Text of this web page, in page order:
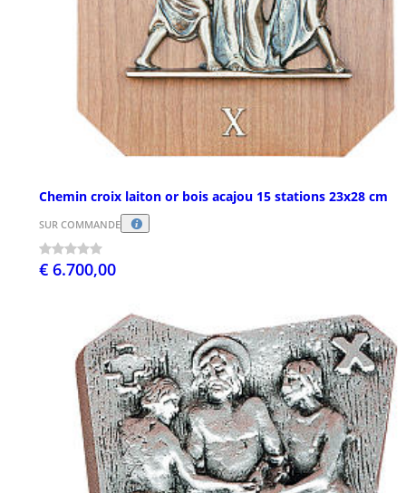
Chemin croix laiton or bois acajou 15 stations 23x28 cm
SUR COMMANDE
€ 6.700,00